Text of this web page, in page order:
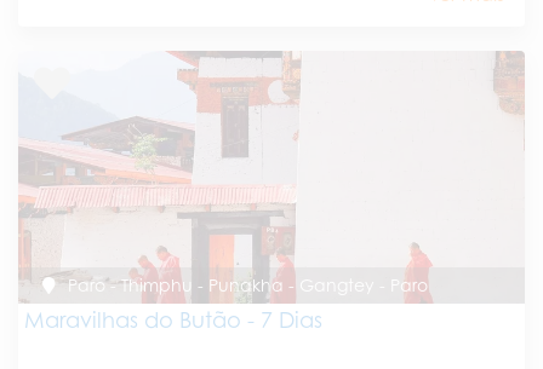
Paro - Thimphu - Punakha - Gangtey - Paro
Maravilhas do Butão - 7 Dias